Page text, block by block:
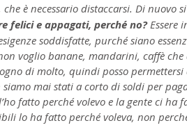
è necessario distaccarsi. Di nuovo
felici e appagati, perché no? Essere
soddisfatte, purché siano
voglio banane, mandarini, caffè che
di molto, quindi posso permettersi
mai stati a corto di soldi per
fatto perché volevo e la gente ci ha
lo ha fatto perché voleva, non